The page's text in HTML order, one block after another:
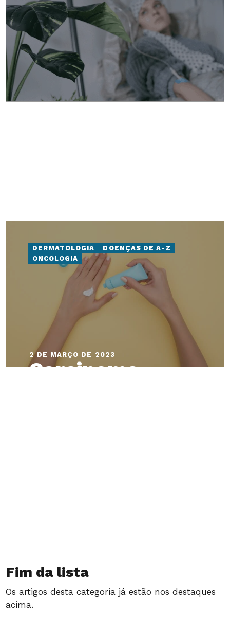
DERMATOLOGIA
DOENÇAS DE A-Z
ONCOLOGIA
2 DE MARÇO DE 2023
Carcinoma
Fim da lista
Os artigos desta categoria já estão nos destaques
acima.